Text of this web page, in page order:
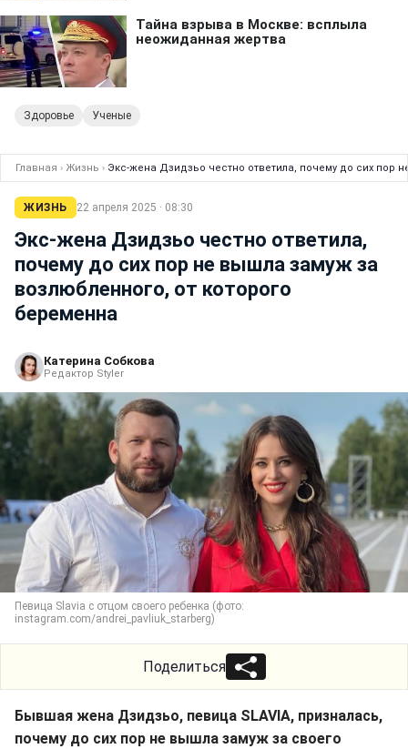
Здоровье Ученые
Главная › Жизнь › Экс-жена Дзидзьо честно ответила, почему до сих пор
ЖИЗНЬ 22 апреля 2025 · 08:30
Экс-жена Дзидзьо честно ответила,
почему до сих пор не вышла замуж за
возлюбленного, от которого
беременна
Катерина Собкова
Редактор Styler
Певица Slavia с отцом своего ребенка (фото:
instagram.com/andrei_pavliuk_starberg)
Поделиться
Бывшая жена Дзидзьо, певица SLAVIA, призналась,
почему до сих пор не вышла замуж за своего